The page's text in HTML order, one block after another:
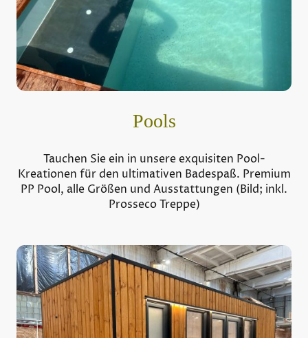
Pools
Tauchen Sie ein in unsere exquisiten Pool-
Kreationen für den ultimativen Badespaß. Premium
PP Pool, alle Größen und Ausstattungen (Bild; inkl.
Prosseco Treppe)